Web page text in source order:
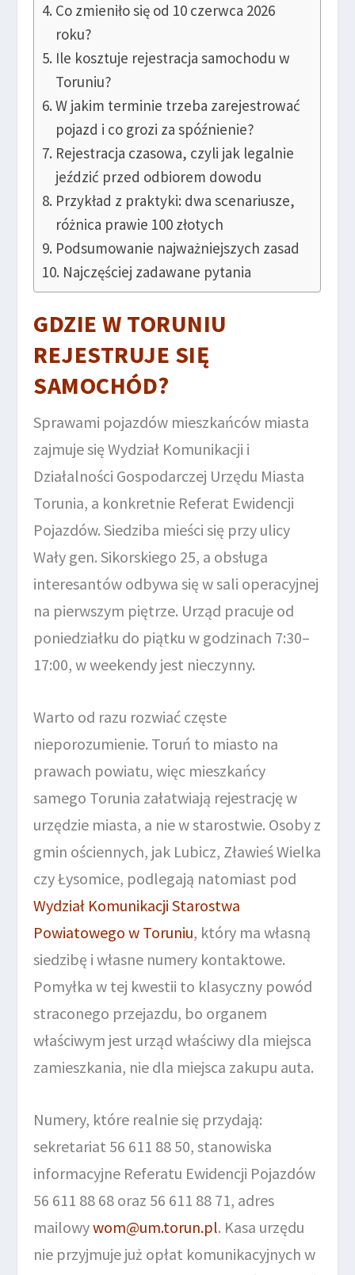
Co zmieniło się od 10 czerwca 2026
roku?
Ile kosztuje rejestracja samochodu w
Toruniu?
W jakim terminie trzeba zarejestrować
pojazd i co grozi za spóźnienie?
Rejestracja czasowa, czyli jak legalnie
jeździć przed odbiorem dowodu
Przykład z praktyki: dwa scenariusze,
różnica prawie 100 złotych
Podsumowanie najważniejszych zasad
Najczęściej zadawane pytania
GDZIE W TORUNIU
REJESTRUJE SIĘ
SAMOCHÓD?
Sprawami pojazdów mieszkańców miasta
zajmuje się Wydział Komunikacji i
Działalności Gospodarczej Urzędu Miasta
Torunia, a konkretnie Referat Ewidencji
Pojazdów. Siedziba mieści się przy ulicy
Wały gen. Sikorskiego 25, a obsługa
interesantów odbywa się w sali operacyjnej
na pierwszym piętrze. Urząd pracuje od
poniedziałku do piątku w godzinach 7:30–
17:00, w weekendy jest nieczynny.
Warto od razu rozwiać częste
nieporozumienie. Toruń to miasto na
prawach powiatu, więc mieszkańcy
samego Torunia załatwiają rejestrację w
urzędzie miasta, a nie w starostwie. Osoby z
gmin ościennych, jak Lubicz, Zławieś Wielka
czy Łysomice, podlegają natomiast pod
Wydział Komunikacji Starostwa
Powiatowego w Toruniu, który ma własną
siedzibę i własne numery kontaktowe.
Pomyłka w tej kwestii to klasyczny powód
straconego przejazdu, bo organem
właściwym jest urząd właściwy dla miejsca
zamieszkania, nie dla miejsca zakupu auta.
Numery, które realnie się przydają:
sekretariat 56 611 88 50, stanowiska
informacyjne Referatu Ewidencji Pojazdów
56 611 88 68 oraz 56 611 88 71, adres
mailowywom@um.torun.pl. Kasa urzędu
nie przyjmuje już opłat komunikacyjnych w